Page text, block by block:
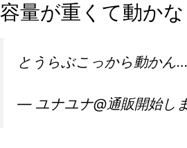
容量が重くて動か
とうらぶこっから動か
— ユナユナ@通販開始し